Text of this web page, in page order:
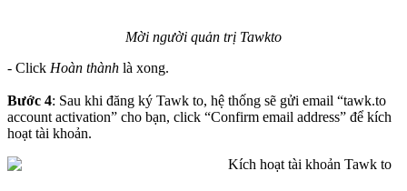
Mời người quản trị Tawkto
- Click Hoàn thành là xong.
Bước 4: Sau khi đăng ký Tawk to, hệ thống sẽ gửi email “tawk.to
account activation” cho bạn, click “Confirm email address” để kích
hoạt tài khoản.